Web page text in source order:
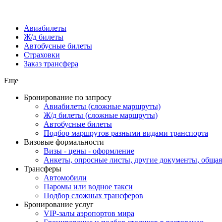
Авиабилеты
Ж/д билеты
Автобусные билеты
Страховки
Заказ трансфера
Еще
Бронирование по запросу
Авиабилеты (сложные маршруты)
Ж/д билеты (сложные маршруты)
Автобусные билеты
Подбор маршрутов разными видами транспорта
Визовые формальности
Визы - цены - оформление
Анкеты, опросные листы, другие документы,
Трансферы
Автомобили
Паромы или водное такси
Подбор сложных трансферов
Бронирование услуг
VIP-залы аэропортов мира